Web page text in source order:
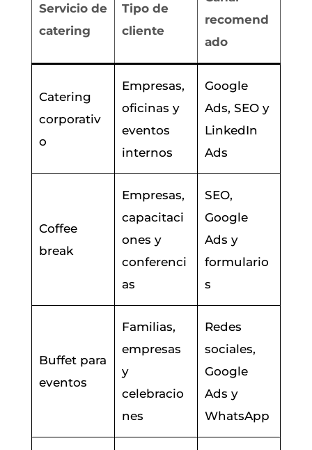
Servicio de
catering
Tipo de
cliente
recomend
ado
Catering
corporativ
o
Empresas,
oficinas y
eventos
internos
Google
Ads, SEO y
LinkedIn
Ads
Coffee
break
Empresas,
capacitaci
ones y
conferenci
as
SEO,
Google
Ads y
formulario
s
Buffet para
eventos
Familias,
empresas
y
celebracio
nes
Redes
sociales,
Google
Ads y
WhatsApp